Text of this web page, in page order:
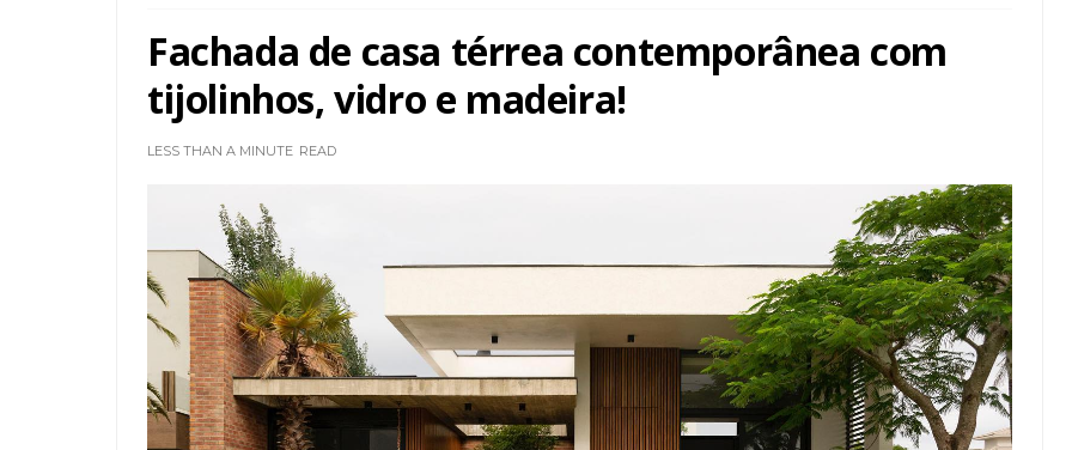
Fachada de casa térrea contemporânea com
tijolinhos, vidro e madeira!
LESS THAN A MINUTE READ